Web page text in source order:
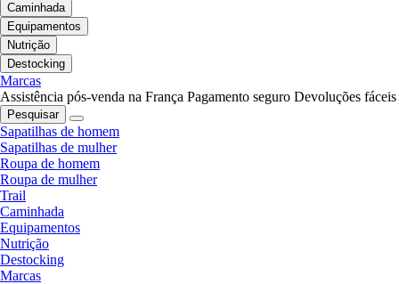
Caminhada
Equipamentos
Nutrição
Destocking
Marcas
Assistência pós-venda na França Pagamento seguro Devoluções fáceis
Pesquisar
Sapatilhas de homem
Sapatilhas de mulher
Roupa de homem
Roupa de mulher
Trail
Caminhada
Equipamentos
Nutrição
Destocking
Marcas